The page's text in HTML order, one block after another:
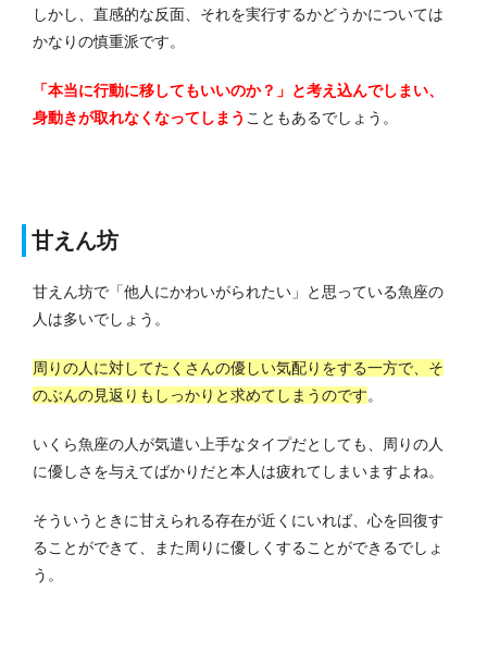
しかし、直感的な反面、それを実行するかどうかについては
かなりの慎重派です。
「本当に行動に移してもいいのか？」と考え込んでしまい、
身動きが取れなくなってしまう こともあるでしょう。
甘えん坊
甘えん坊で「他人にかわいがられたい」と思っている魚座の
人は多いでしょう。
周りの人に対してたくさんの優しい気配りをする一方で、そ
のぶんの見返りもしっかりと求めてしまうのです。
いくら魚座の人が気遣い上手なタイプだとしても、周りの人
に優しさを与えてばかりだと本人は疲れてしまいますよね。
そういうときに甘えられる存在が近くにいれば、心を回復す
ることができて、また周りに優しくすることができるでしょ
う。